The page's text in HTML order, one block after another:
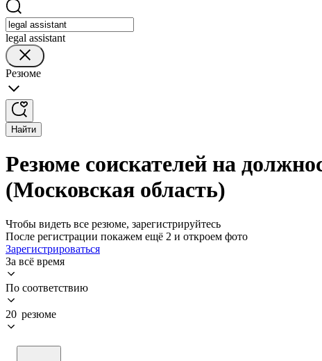
legal assistant
Резюме
Найти
Резюме соискателей на
(Московская область)
Чтобы видеть все резюме, зарегистрируйтесь
После регистрации покажем ещё 2 и откроем фото
Зарегистрироваться
За всё время
По соответствию
20 резюме